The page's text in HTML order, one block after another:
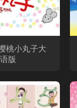
桃小丸子大
版